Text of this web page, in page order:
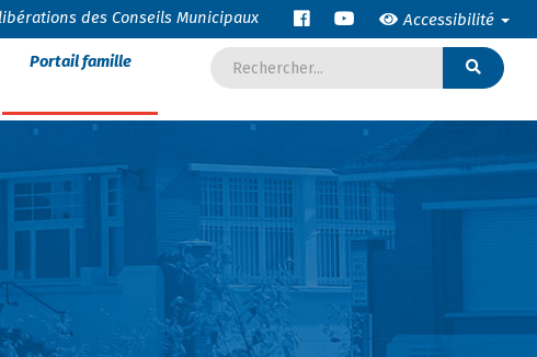
des Conseils Municipaux Accessibilité
Portail famille